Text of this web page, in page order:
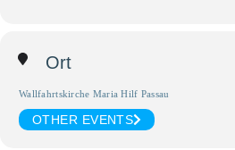
Ort
Wallfahrtskirche Maria Hilf Passau
OTHER EVENTS